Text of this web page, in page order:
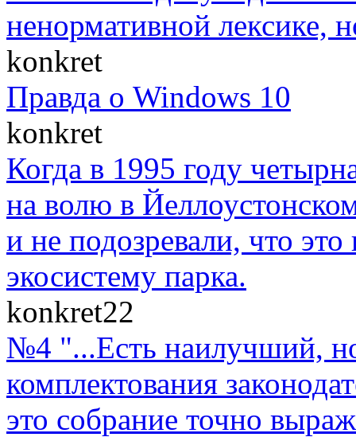
ненормативной лексике,
konkret
Правда о Windows 10
konkret
Когда в 1995 году
на волю в
и не подозревали, что
экосистему парка.
konkret22
№4 "...Есть наилучший,
комплектования
это собрание точно